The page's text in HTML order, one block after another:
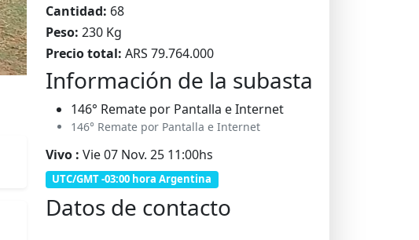
Cantidad: 68
Peso: 230 Kg
Precio total: ARS 79.764.000
Información de la subasta
146° Remate por Pantalla e Internet
146° Remate por Pantalla e Internet
Vivo : Vie 07 Nov. 25 11:00hs
UTC/GMT -03:00 hora Argentina
Datos de contacto